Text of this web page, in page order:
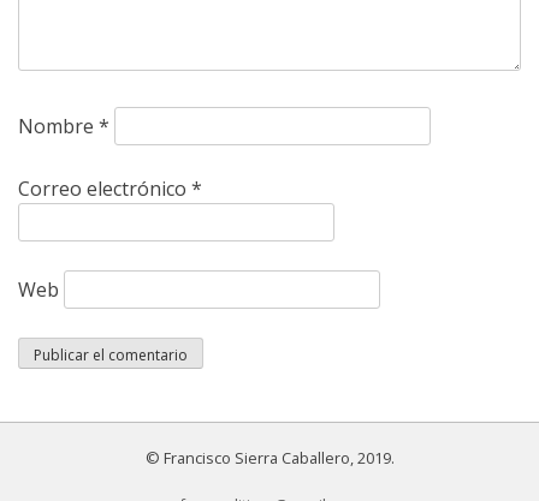
Nombre *
Correo electrónico *
Web
© Francisco Sierra Caballero, 2019.